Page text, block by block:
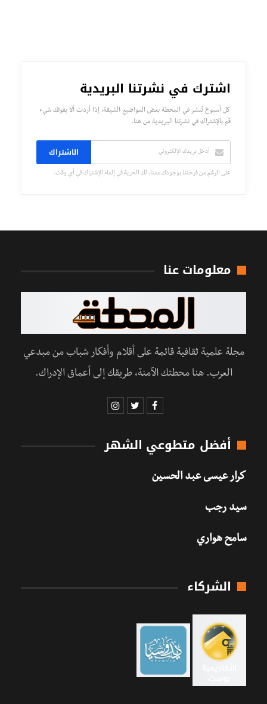
اشترك في نشرتنا البريدية
كل أسبوع تُنشر في المحطة بعض المواضيع الشيقة، إذا أردت ألا يفوتك شيء
قم بالإشتراك في نشرتنا البريدية من هنا.
الاشتراك
على الرغم من فرحتنا بوجودك معنا، لك الحرية في إلغاء الإشتراك في أي وقت.
معلومات عنا
مجلة علمية ثقافية قائمة على أقلام وأفكار شباب من مبدعي
العرب. هنا محطتك الآمنة، طريقك إلى أعماق الإدراك.
أفضل متطوعي الشهر
كرار عيسى عبد الحسين
سيد رجب
سامح هواري
الشركاء